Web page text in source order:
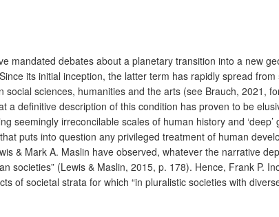
mandated debates about a planetary transition into a new
its initial inception, the latter term has rapidly spread
sciences, humanities and the arts (see Brauch, 2021,
definitive description of this condition has proven to be
irreconcilable scales of human history and
puts into question any privileged treatment of human
& Mark A. Maslin have observed, whatever the narrative
(Lewis & Maslin, 2015, p. 178). Hence, Frank P.
of societal strata for which “in pluralistic societies with